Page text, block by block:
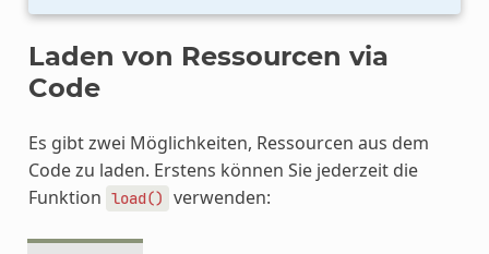
Laden von Ressourcen via
Code
Es gibt zwei Möglichkeiten, Ressourcen aus dem
Code zu laden. Erstens können Sie jederzeit die
Funktion load() verwenden: